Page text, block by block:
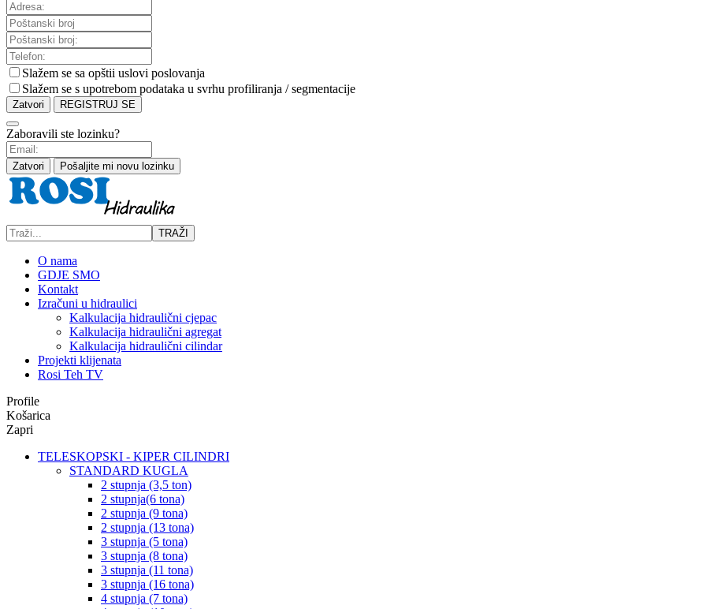
Slažem se sa opštii uslovi poslovanja
Slažem se s upotrebom podataka u svrhu profiliranja / segmentacije
Zatvori REGISTRUJ SE
Zaboravili ste lozinku?
Zatvori Pošaljite mi novu lozinku
TRAŽI
O nama
GDJE SMO
Kontakt
Izračuni u hidraulici
Kalkulacija hidraulični cjepac
Kalkulacija hidraulični agregat
Kalkulacija hidraulični cilindar
Projekti klijenata
Rosi Teh TV
Profile
Košarica
Zapri
TELESKOPSKI - KIPER CILINDRI
STANDARD KUGLA
2 stupnja (3,5 ton)
2 stupnja(6 tona)
2 stupnja (9 tona)
2 stupnja (13 tona)
3 stupnja (5 tona)
3 stupnja (8 tona)
3 stupnja (11 tona)
3 stupnja (16 tona)
4 stupnja (7 tona)